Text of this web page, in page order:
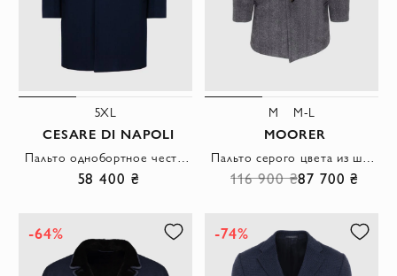
5XL
CESARE DI NAPOLI
58 400 ₴
M M-L
MOORER
116 900 ₴87 700 ₴
-64% -74%